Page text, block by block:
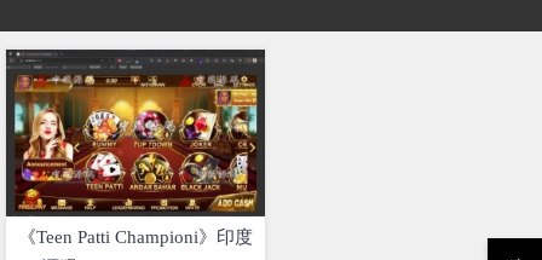
正在为您加载新内容
《Teen Patti Championi》印度